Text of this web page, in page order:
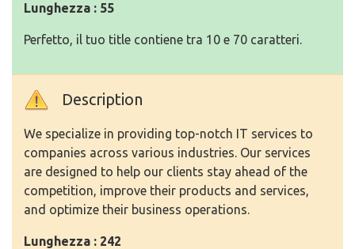
Lunghezza : 55
Perfetto, il tuo title contiene tra 10 e 70 caratteri.
Description
We specialize in providing top-notch IT services to
companies across various industries. Our services
are designed to help our clients stay ahead of the
competition, improve their products and services,
and optimize their business operations.
Lunghezza : 242